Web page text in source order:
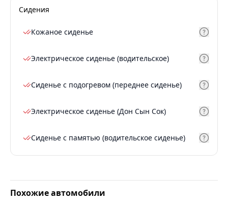
Сидения
Кожаное сиденье
Электрическое сиденье (водительское)
Сиденье с подогревом (переднее сиденье)
Электрическое сиденье (Дон Сын Сок)
Сиденье с памятью (водительское сиденье)
Похожие автомобили